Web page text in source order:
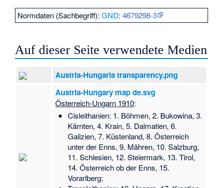
Normdaten (Sachbegriff):GND:4679298-3
Auf dieser Seite verwendete Medien
Austria-Hungaria transparency.png
Austria-Hungary map de.svg
Österreich-Ungarn 1910:
Cisleithanien: 1. Böhmen, 2. Bukowina, 3.
Kärnten, 4. Krain, 5. Dalmatien, 6.
Galizien, 7. Küstenland, 8. Österreich
unter der Enns, 9. Mähren, 10. Salzburg,
11. Schlesien, 12. Steiermark, 13. Tirol,
14. Österreich ob der Enns, 15.
Vorarlberg;